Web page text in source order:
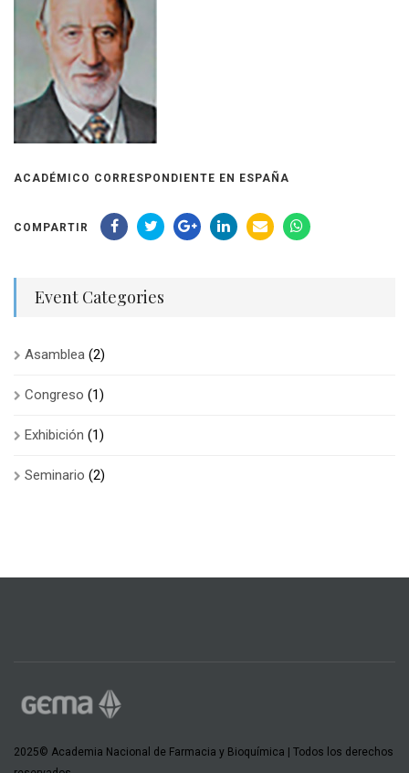
ACADÉMICO CORRESPONDIENTE EN ESPAÑA
COMPARTIR
Event Categories
Asamblea (2)
Congreso (1)
Exhibición (1)
Seminario (2)
2025© Academia Nacional de Farmacia y Bioquímica | Todos los derechos